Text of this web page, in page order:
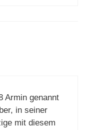
Armin genannt
in seiner
mit diesem